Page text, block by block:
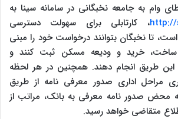
وام به جامعه نخبگانی در سامانه سینا به
، کارتابلی برای سهولت دسترسی
تا نخبگان بتوانند درخواست خود را مبنی
ساخت، خرید و ودیعه مسکن ثبت کنند و
این طریق انجام دهند. همچنین در هر لحظه
مراحل اداری صدور معرفی نامه از طریق
محض صدور نامه معرفی به بانک، مراتب از
متقاضی خواهد رسید.